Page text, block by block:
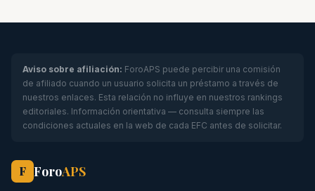
Aviso sobre afiliación: ForoAPS puede percibir una comisión
de afiliado cuando un usuario solicita un préstamo a través de
nuestros enlaces. Esta relación no influye en nuestros rankings
editoriales. Información orientativa — consulta siempre las
condiciones actuales en la web de cada EFC antes de solicitar.
F ForoAPS